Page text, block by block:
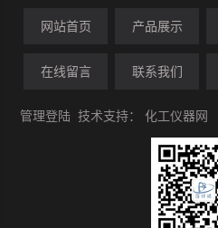
网站首页 产品展示
在线留言 联系我们
管理登陆 技术支持：化工仪器网